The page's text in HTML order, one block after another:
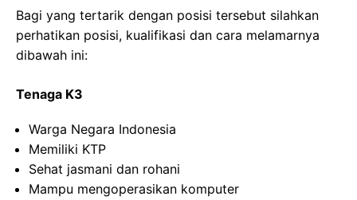
Bagi yang tertarik dengan posisi tersebut silahkan
perhatikan posisi, kualifikasi dan cara melamarnya
dibawah ini:
Tenaga K3
Warga Negara Indonesia
Memiliki KTP
Sehat jasmani dan rohani
Mampu mengoperasikan komputer